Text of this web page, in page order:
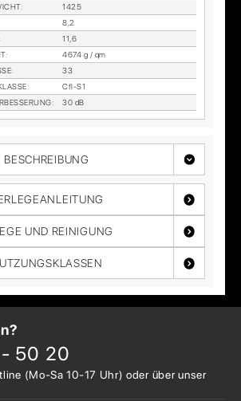
:
1425
8,2
11,6
:
4674 g / qm
:
33
:
Cfl-S1
: 30 dB
BESCHREIBUNG
UND REINIGUNG
50 20
(Mo-Sa 10-17 Uhr) oder überunser